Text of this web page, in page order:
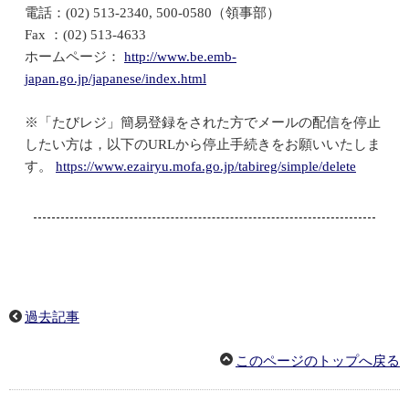
電話：(02) 513-2340, 500-0580（領事部）
Fax ：(02) 513-4633
ホームページ： http://www.be.emb-
japan.go.jp/japanese/index.html
※「たびレジ」簡易登録をされた方でメールの配信を停止
したい方は，以下のURLから停止手続きをお願いいたしま
す。 https://www.ezairyu.mofa.go.jp/tabireg/simple/delete
過去記事
このページのトップへ戻る